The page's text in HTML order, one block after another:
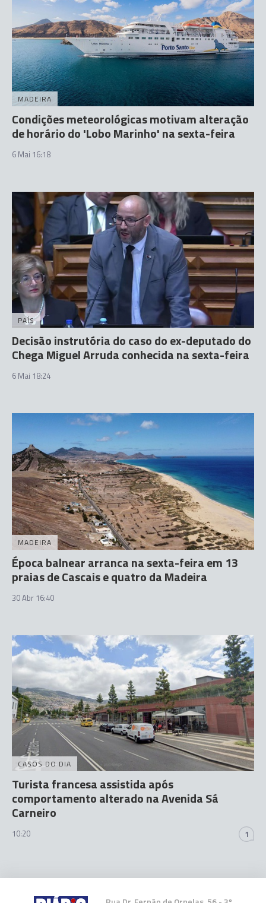
MADEIRA
Condições meteorológicas motivam alteração
de horário do 'Lobo Marinho' na sexta-feira
6 Mai 16:18
PAÍS
Decisão instrutória do caso do ex-deputado do
Chega Miguel Arruda conhecida na sexta-feira
6 Mai 18:24
MADEIRA
Época balnear arranca na sexta-feira em 13
praias de Cascais e quatro da Madeira
30 Abr 16:40
CASOS DO DIA
Turista francesa assistida após
comportamento alterado na Avenida Sá
Carneiro
10:20 1